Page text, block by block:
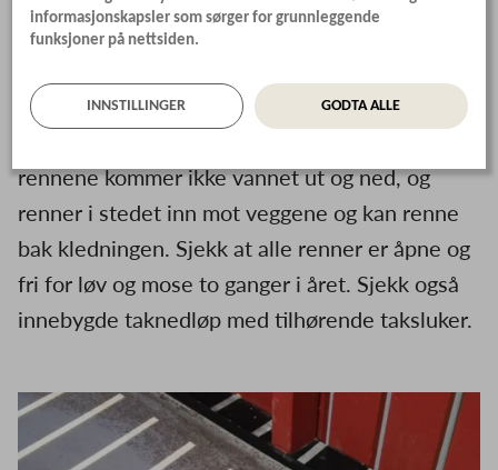
pakningene må sjekkes jevnlig.
Alle renner som skal lede vannet ut fra bygg må
rennene kommer ikke vannet ut og ned, og
renner i stedet inn mot veggene og kan renne
bak kledningen. Sjekk at alle renner er åpne og
fri for løv og mose to ganger i året. Sjekk også
innebygde taknedløp med tilhørende taksluker.
informasjonskapsler som sørger for grunnleggende
funksjoner på nettsiden.
INNSTILLINGER GODTA ALLE